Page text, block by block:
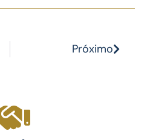
Próximo